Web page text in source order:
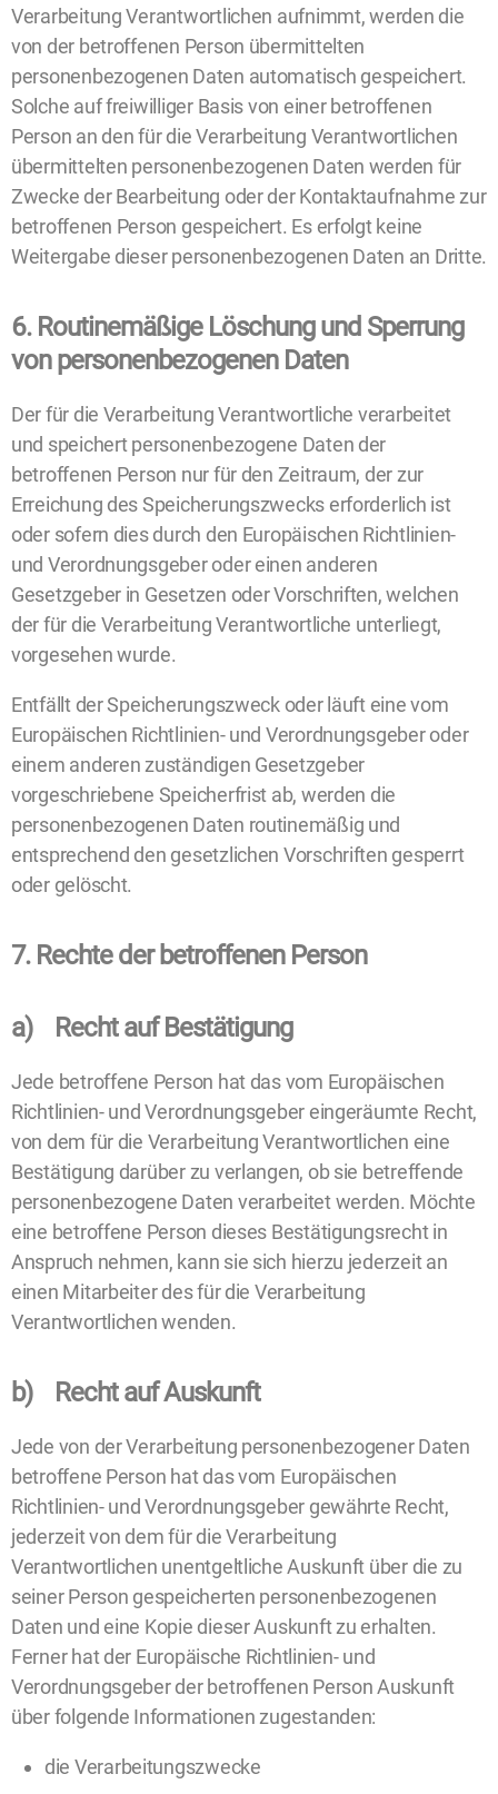
Verarbeitung Verantwortlichen aufnimmt, werden die
von der betroffenen Person übermittelten
personenbezogenen Daten automatisch gespeichert.
Solche auf freiwilliger Basis von einer betroffenen
Person an den für die Verarbeitung Verantwortlichen
übermittelten personenbezogenen Daten werden für
Zwecke der Bearbeitung oder der Kontaktaufnahme zur
betroffenen Person gespeichert. Es erfolgt keine
Weitergabe dieser personenbezogenen Daten an Dritte.
6. Routinemäßige Löschung und Sperrung
von personenbezogenen Daten
Der für die Verarbeitung Verantwortliche verarbeitet
und speichert personenbezogene Daten der
betroffenen Person nur für den Zeitraum, der zur
Erreichung des Speicherungszwecks erforderlich ist
oder sofern dies durch den Europäischen Richtlinien-
und Verordnungsgeber oder einen anderen
Gesetzgeber in Gesetzen oder Vorschriften, welchen
der für die Verarbeitung Verantwortliche unterliegt,
vorgesehen wurde.
Entfällt der Speicherungszweck oder läuft eine vom
Europäischen Richtlinien- und Verordnungsgeber oder
einem anderen zuständigen Gesetzgeber
vorgeschriebene Speicherfrist ab, werden die
personenbezogenen Daten routinemäßig und
entsprechend den gesetzlichen Vorschriften gesperrt
oder gelöscht.
7. Rechte der betroffenen Person
a) Recht auf Bestätigung
Jede betroffene Person hat das vom Europäischen
Richtlinien- und Verordnungsgeber eingeräumte Recht,
von dem für die Verarbeitung Verantwortlichen eine
Bestätigung darüber zu verlangen, ob sie betreffende
personenbezogene Daten verarbeitet werden. Möchte
eine betroffene Person dieses Bestätigungsrecht in
Anspruch nehmen, kann sie sich hierzu jederzeit an
einen Mitarbeiter des für die Verarbeitung
Verantwortlichen wenden.
b) Recht auf Auskunft
Jede von der Verarbeitung personenbezogener Daten
betroffene Person hat das vom Europäischen
Richtlinien- und Verordnungsgeber gewährte Recht,
jederzeit von dem für die Verarbeitung
Verantwortlichen unentgeltliche Auskunft über die zu
seiner Person gespeicherten personenbezogenen
Daten und eine Kopie dieser Auskunft zu erhalten.
Ferner hat der Europäische Richtlinien- und
Verordnungsgeber der betroffenen Person Auskunft
über folgende Informationen zugestanden:
die Verarbeitungszwecke